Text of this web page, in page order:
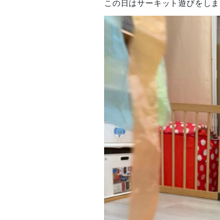
この日はサーキット遊びをし